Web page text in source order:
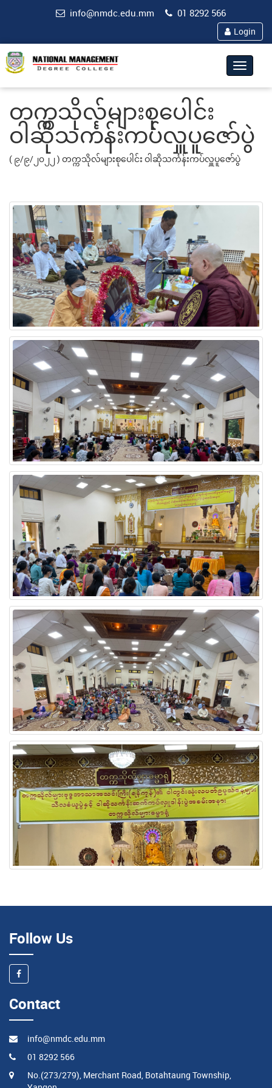
info@nmdc.edu.mm 01 8292 566
Login
Toggle
တက္ကသိုလ်များစုပေါင်း
ဝါဆိုသင်္ကန်းကပ်လှူပူဇော်ပွဲ
( ၉/၉/၂၀၂၂ ) တက္ကသိုလ်များစုပေါင်း ဝါဆိုသင်္ကန်းကပ်လှူပူဇော်ပွဲ
Follow Us
Contact
info@nmdc.edu.mm
01 8292 566
No.(273/279), Merchant Road, Botahtaung Township,